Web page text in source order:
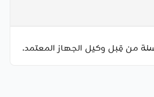
من قِبل وكيل الجهاز المعتمد.